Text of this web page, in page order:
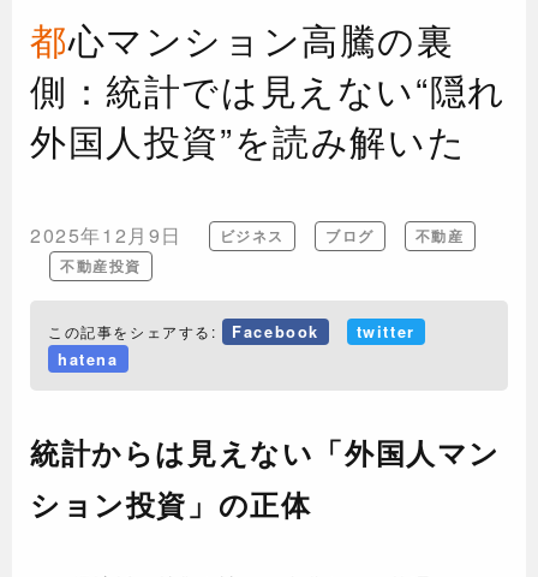
都心マンション高騰の裏
側：統計では見えない“隠れ
外国人投資”を読み解いた
2025年12月9日 ビジネス ブログ
不動産
不動産投資
この記事をシェアする: Facebook
twitter
hatena
統計からは見えない「外国人マン
ション投資」の正体